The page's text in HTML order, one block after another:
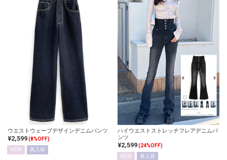
ウエストウェーブデザインデニムパンツ
¥2,599(8%OFF)
NEW
再入荷
ハイウエストストレッチフレアデニムパ
ンツ
¥2,599(24%OFF)
NEW
再入荷